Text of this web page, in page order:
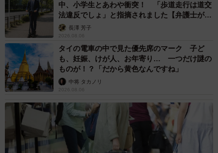
中、小学生とあわや衝突！ 「歩道走行は道交
法違反でしょ」と指摘されました【弁護士が解
説】長澤 芳子
2026.08.06
タイの電車の中で見た優先席のマーク 子ど
も、妊娠、けが人、お年寄り… 一つだけ謎の
ものが！？「だから黄色なんですね」
中将 タカノリ
2026.08.06